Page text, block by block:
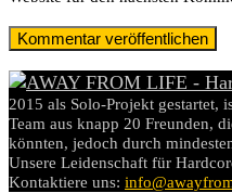
2015 als Solo-Projekt gestartet,
Team aus knapp 20 Freunden,
könnten, jedoch durch
Unsere Leidenschaft für
Kontaktiere uns: